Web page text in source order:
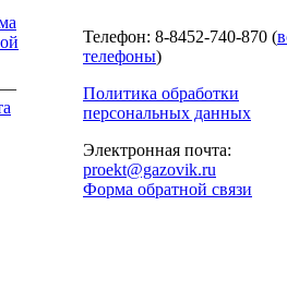
—
Телефон: 8-8452-740-870 (
телефоны)
Политика обработки
персональных данных
Электронная почта:
proekt@gazovik.ru
Форма обратной связи